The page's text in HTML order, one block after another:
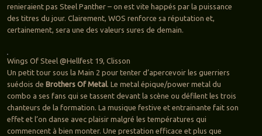
renieraient pas Steel Panther – on est vite happés par la puissance
des titres du jour. Clairement, WOS renforce sa réputation et,
certainement, sera une des valeurs sures de demain.
Wings Of Steel @Hellfest 19, Clisson
Un petit tour sous la Main 2 pour tenter d’apercevoir les guerriers
suédois de Brothers Of Metal. Le metal épique/power metal du
combo a ses fans qui se tassent devant la scène ou défilent les trois
chanteurs de la formation. La musique festive et entrainante fait son
effet et l’on danse avec plaisir malgré les températures qui
commencent à bien monter. Une prestation efficace et plus que